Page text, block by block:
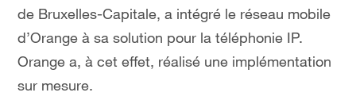
de Bruxelles-Capitale, a intégré le réseau mobile
d’Orange à sa solution pour la téléphonie IP.
Orange a, à cet effet, réalisé une implémentation
sur mesure.